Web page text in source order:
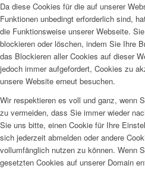
Da diese Cookies für die auf unserer
Funktionen unbedingt erforderlich sind,
die Funktionsweise unserer Webseite.
blockieren oder löschen, indem Sie Ihre
das Blockieren aller Cookies auf dieser
jedoch immer aufgefordert, Cookies zu
unsere Website erneut besuchen.
Wir respektieren es voll und ganz, wenn
zu vermeiden, dass Sie immer wieder
Sie uns bitte, einen Cookie für Ihre
sich jederzeit abmelden oder andere
vollumfänglich nutzen zu können. Wenn
gesetzten Cookies auf unserer Domain